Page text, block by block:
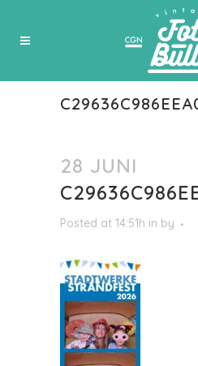
28 JUNI
Posted at 14:51h in by